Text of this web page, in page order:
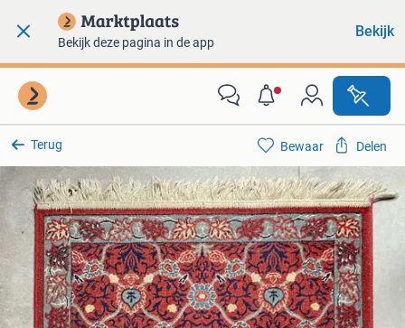
Bekijk deze pagina in de app
Bekijk
Terug Bewaar Delen